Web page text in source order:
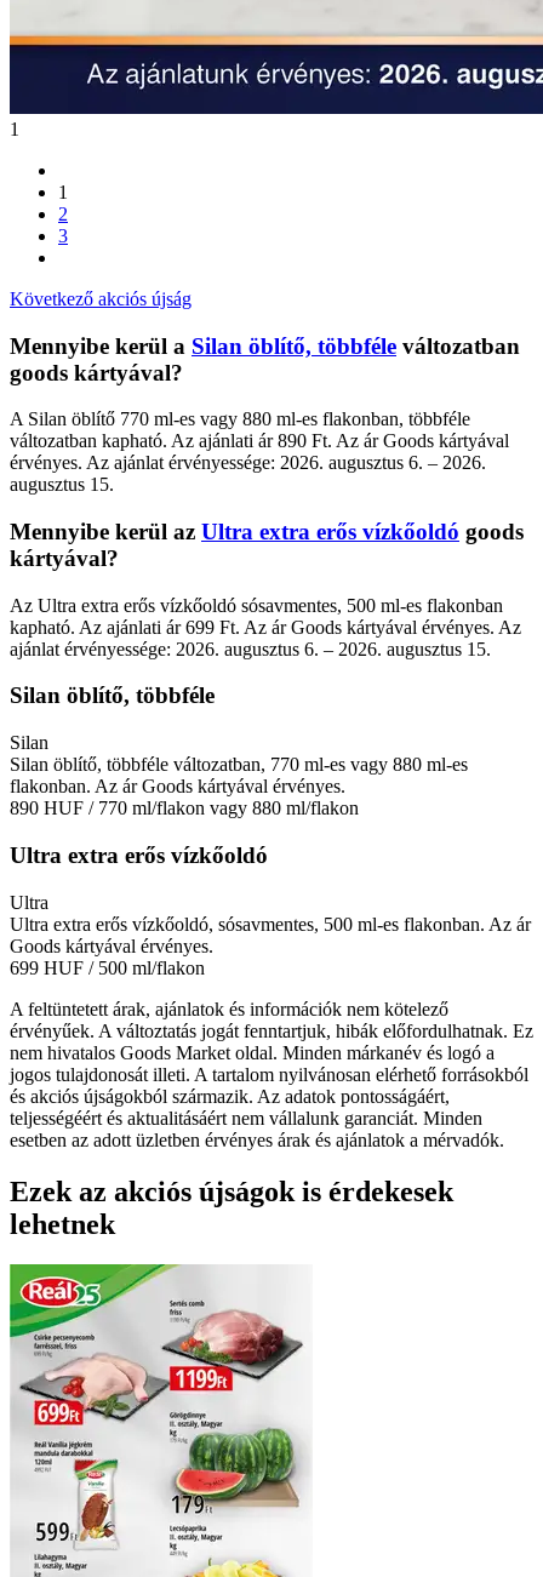
1
1
2
3
Következő akciós újság
Mennyibe kerül a Silan öblítő, többféle változatban
goods kártyával?
A Silan öblítő 770 ml-es vagy 880 ml-es flakonban, többféle
változatban kapható. Az ajánlati ár 890 Ft. Az ár Goods kártyával
érvényes. Az ajánlat érvényessége: 2026. augusztus 6. – 2026.
augusztus 15.
Mennyibe kerül az Ultra extra erős vízkőoldó goods
kártyával?
Az Ultra extra erős vízkőoldó sósavmentes, 500 ml-es flakonban
kapható. Az ajánlati ár 699 Ft. Az ár Goods kártyával érvényes. Az
ajánlat érvényessége: 2026. augusztus 6. – 2026. augusztus 15.
Silan öblítő, többféle
Silan
Silan öblítő, többféle változatban, 770 ml-es vagy 880 ml-es
flakonban. Az ár Goods kártyával érvényes.
890 HUF / 770 ml/flakon vagy 880 ml/flakon
Ultra extra erős vízkőoldó
Ultra
Ultra extra erős vízkőoldó, sósavmentes, 500 ml-es flakonban. Az ár
Goods kártyával érvényes.
699 HUF / 500 ml/flakon
A feltüntetett árak, ajánlatok és információk nem kötelező
érvényűek. A változtatás jogát fenntartjuk, hibák előfordulhatnak. Ez
nem hivatalos Goods Market oldal. Minden márkanév és logó a
jogos tulajdonosát illeti. A tartalom nyilvánosan elérhető forrásokból
és akciós újságokból származik. Az adatok pontosságáért,
teljességéért és aktualitásáért nem vállalunk garanciát. Minden
esetben az adott üzletben érvényes árak és ajánlatok a mérvadók.
Ezek az akciós újságok is érdekesek
lehetnek